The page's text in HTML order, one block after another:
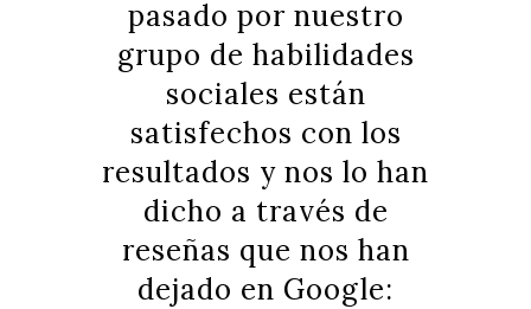
pasado por nuestro
grupo de habilidades
sociales están
satisfechos con los
resultados y nos lo han
dicho a través de
reseñas que nos han
dejado en Google: